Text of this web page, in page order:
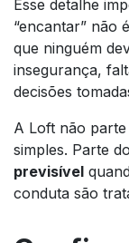
Esse detalhe
“encantar” não
que ninguém
insegurança,
decisões
A Loft não
simples. Parte
previsível
conduta são